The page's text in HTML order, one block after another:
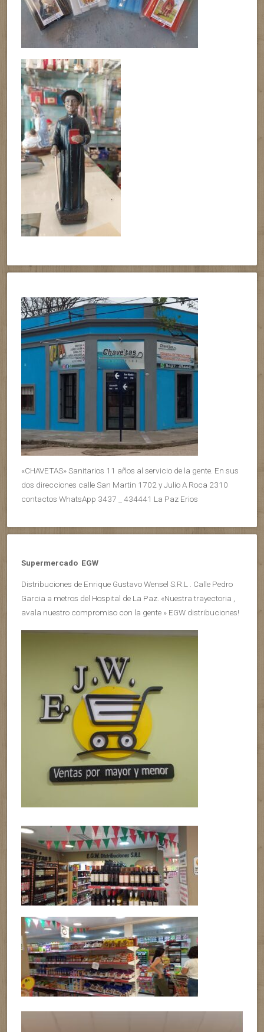
«CHAVETAS» Sanitarios 11 años al servicio de la gente. En sus
dos direcciones calle San Martin 1702 y Julio A Roca 2310
contactos WhatsApp 3437 _ 434441 La Paz Erios
Supermercado EGW
Distribuciones de Enrique Gustavo Wensel S.R.L . Calle Pedro
Garcia a metros del Hospital de La Paz. «Nuestra trayectoria ,
avala nuestro compromiso con la gente » EGW distribuciones!